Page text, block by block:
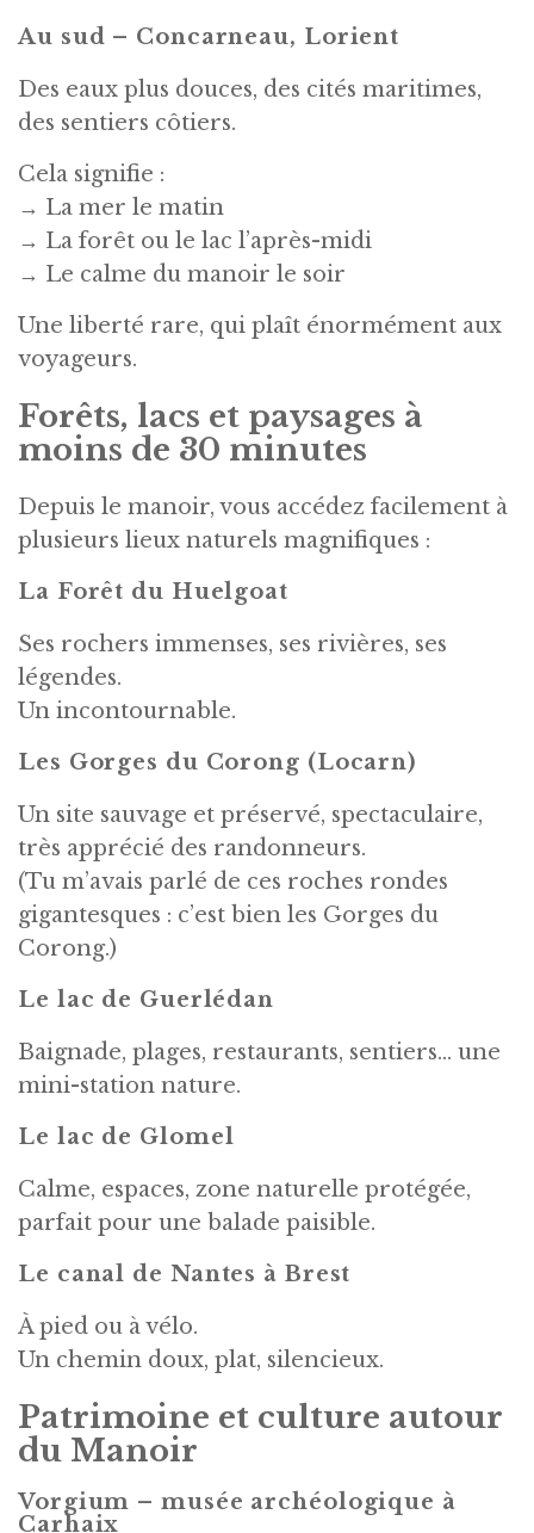
Au sud – Concarneau, Lorient
Des eaux plus douces, des cités maritimes,
des sentiers côtiers.
Cela signifie :
→ La mer le matin
→ La forêt ou le lac l’après-midi
→ Le calme du manoir le soir
Une liberté rare, qui plaît énormément aux
voyageurs.
Forêts, lacs et paysages à
moins de 30 minutes
Depuis le manoir, vous accédez facilement à
plusieurs lieux naturels magnifiques :
La Forêt du Huelgoat
Ses rochers immenses, ses rivières, ses
légendes.
Un incontournable.
Les Gorges du Corong (Locarn)
Un site sauvage et préservé, spectaculaire,
très apprécié des randonneurs.
(Tu m’avais parlé de ces roches rondes
gigantesques : c’est bien les Gorges du
Corong.)
Le lac de Guerlédan
Baignade, plages, restaurants, sentiers… une
mini-station nature.
Le lac de Glomel
Calme, espaces, zone naturelle protégée,
parfait pour une balade paisible.
Le canal de Nantes à Brest
À pied ou à vélo.
Un chemin doux, plat, silencieux.
Patrimoine et culture autour
du Manoir
Vorgium – musée archéologique à
Carhaix